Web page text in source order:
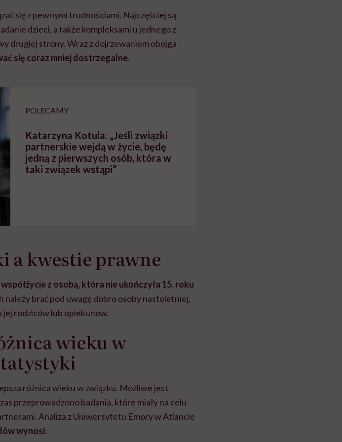
się z pewnymi trudnościami. Najczęściej są
dzieci, a także kompleksami u jednego z
drugiej strony. Wraz z dojrzewaniem obojga
się coraz mniej dostrzegalne.
POLECAMY
Katarzyna Kotula: „Jeśli związki
partnerskie wejdą w życie, będę
jedną z pierwszych osób, która w
taki związek wstąpi”
a kwestie prawne
z osobą, która nie ukończyła 15. roku
należy brać pod uwagę dobro osoby nastoletniej,
jej rodziców lub opiekunów.
wieku w
różnica wieku w związku. Możliwe jest
przeprowadzono badania, które miały na celu
Analiza z Uniwersytetu Emory w Atlancie
wynosi: